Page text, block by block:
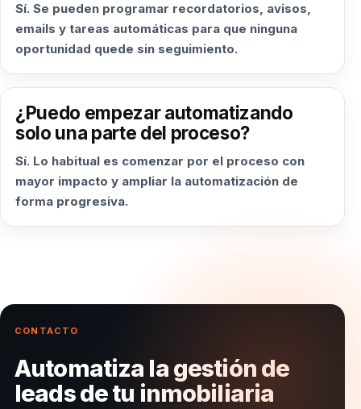
Sí. Se pueden programar recordatorios, avisos,
emails y tareas automáticas para que ninguna
oportunidad quede sin seguimiento.
¿Puedo empezar automatizando
solo una parte del proceso?
Sí. Lo habitual es comenzar por el proceso con
mayor impacto y ampliar la automatización de
forma progresiva.
CONTACTO
Automatiza la gestión de
leads de tu inmobiliaria